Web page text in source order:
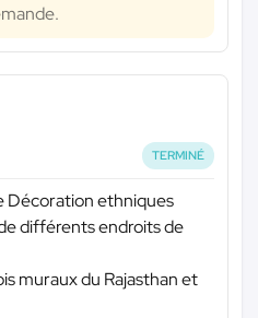
TERMINÉ
Décoration ethniques
différents endroits de
muraux du Rajasthan et